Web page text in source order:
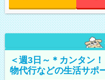
＜週3日～＊カンタン
物代行などの生活サポ